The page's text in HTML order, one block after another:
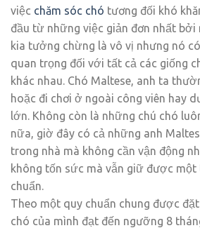
việc chăm sóc chó tương đối khó
đầu từ những việc giản đơn nhất bởi
kia tưởng chừng là vô vị nhưng nó
quan trọng đối với tất cả các giống
khác nhau. Chó Maltese, anh ta
hoặc đi chơi ở ngoài công viên hay
lớn. Không còn là những chú chó
nữa, giờ đây có cả những anh
trong nhà mà không cần vận động
không tốn sức mà vẫn giữ được một
chuẩn.
Theo một quy chuẩn chung được
chó của mình đạt đến ngưỡng 8